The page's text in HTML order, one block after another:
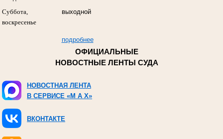
Суббота,
воскресенье
выходной
подробнее
ОФИЦИАЛЬНЫЕ
НОВОСТНЫЕ ЛЕНТЫ СУДА
НОВОСТНАЯ ЛЕНТА
В СЕРВИСЕ «M A X»
ВКОНТАКТЕ